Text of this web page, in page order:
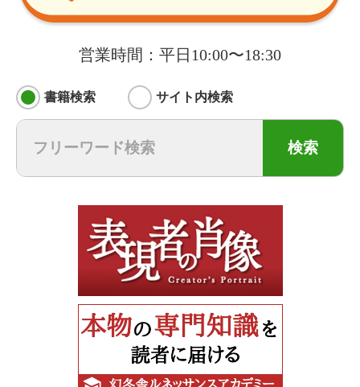
営業時間：平日10:00〜18:30
書籍検索 サイト内検索
検索